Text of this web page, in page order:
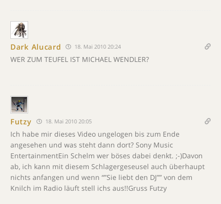
Dark Alucard 18. Mai 2010 20:24
WER ZUM TEUFEL IST MICHAEL WENDLER?
Futzy 18. Mai 2010 20:05
Ich habe mir dieses Video ungelogen bis zum Ende
angesehen und was steht dann dort? Sony Music
EntertainmentEin Schelm wer böses dabei denkt. ;-)Davon
ab, ich kann mit diesem Schlagergeseusel auch überhaupt
nichts anfangen und wenn “”Sie liebt den DJ”” von dem
Knilch im Radio läuft stell ichs aus!!Gruss Futzy